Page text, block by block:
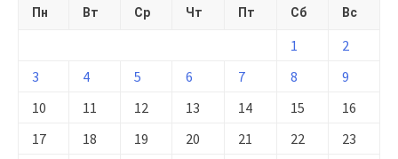
Пн Вт Ср Чт Пт Сб Вс
1
2
3
4 5 6 7 8
9
10
11 12 13 14 15
16
17
18 19 20 21 22
23